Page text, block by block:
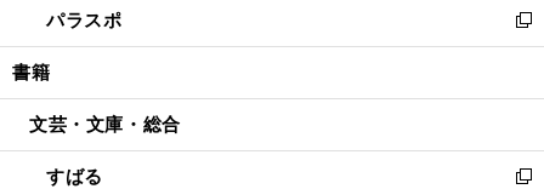
で
開
ド
ウ
開
ィ
ン
ウ
開
く
い
ウ
ン
ウ
で
パラスポ
新
し
ウ
ン
ド
書籍
文芸・文庫・総合
すばる
新